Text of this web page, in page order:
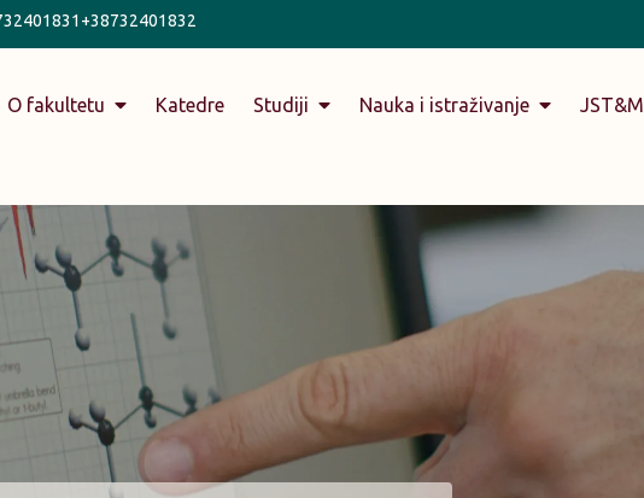
O fakultetu Katedre Studiji Nauka i istraživanje JST&M